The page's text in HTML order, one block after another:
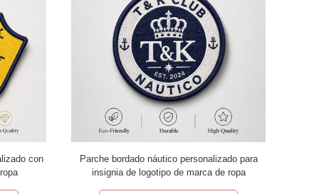
con
Parche bordado náutico personalizado para
insignia de logotipo de marca de ropa